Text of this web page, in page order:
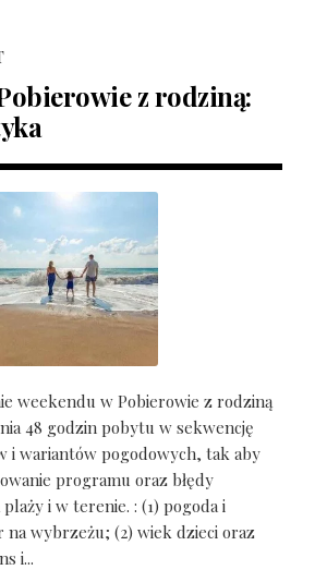
z rodziną:
weekendu w Pobierowie z rodziną
48 godzin pobytu w sekwencję
i wariantów pogodowych, tak aby
programu oraz błędy
i w terenie. : (1) pogoda i
na wybrzeżu; (2) wiek dzieci oraz
i...